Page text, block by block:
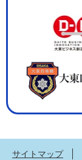
サイトマップ